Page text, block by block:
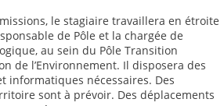
le stagiaire travaillera en étroite
de Pôle et la chargée de
au sein du Pôle Transition
de l’Environnement. Il disposera des
informatiques nécessaires. Des
sont à prévoir. Des déplacements